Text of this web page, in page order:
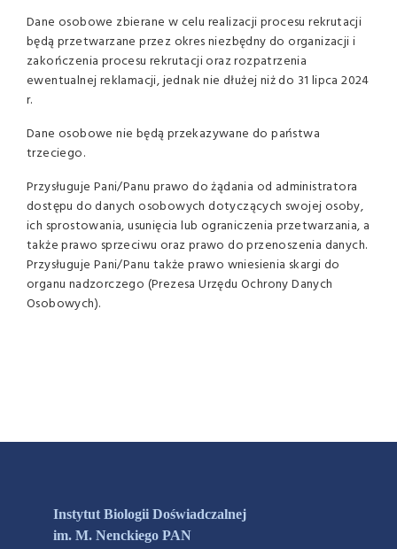
Dane osobowe zbierane w celu realizacji procesu rekrutacji
będą przetwarzane przez okres niezbędny do organizacji i
zakończenia procesu rekrutacji oraz rozpatrzenia
ewentualnej reklamacji, jednak nie dłużej niż do 31 lipca 2024
r.
Dane osobowe nie będą przekazywane do państwa
trzeciego.
Przysługuje Pani/Panu prawo do żądania od administratora
dostępu do danych osobowych dotyczących swojej osoby,
ich sprostowania, usunięcia lub ograniczenia przetwarzania, a
także prawo sprzeciwu oraz prawo do przenoszenia danych.
Przysługuje Pani/Panu także prawo wniesienia skargi do
organu nadzorczego (Prezesa Urzędu Ochrony Danych
Osobowych).
Instytut Biologii Doświadczalnej
im. M. Nenckiego PAN